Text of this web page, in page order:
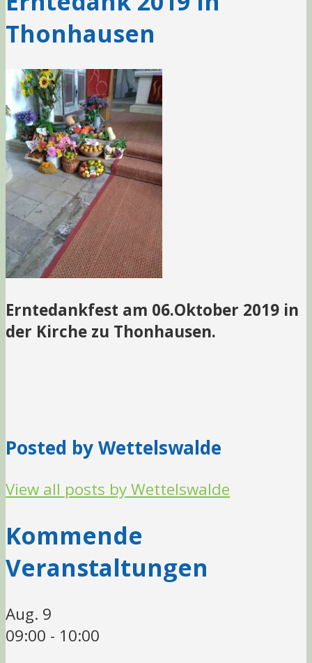
Thonhausen
Erntedankfest am 06.Oktober 2019 in
der Kirche zu Thonhausen.
Posted by Wettelswalde
View all posts by Wettelswalde
Kommende
Veranstaltungen
Aug. 9
09:00 - 10:00